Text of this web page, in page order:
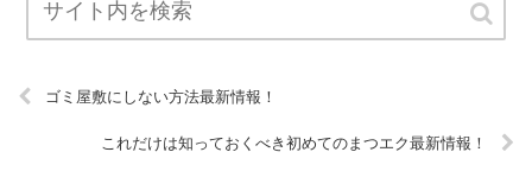
ゴミ屋敷にしない方法最新情報！
これだけは知っておくべき初めてのまつエク最新情報！